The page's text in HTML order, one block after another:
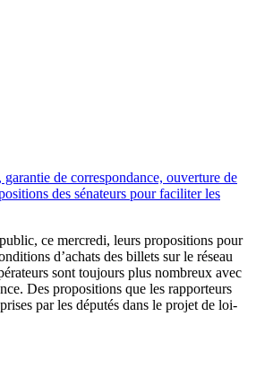
de correspondance, ouverture de
des sénateurs pour faciliter les
ce mercredi, leurs propositions pour
d’achats des billets sur le réseau
sont toujours plus nombreux avec
Des propositions que les rapporteurs
par les députés dans le projet de loi-